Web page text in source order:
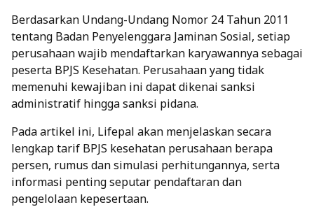
Berdasarkan Undang-Undang Nomor 24 Tahun 2011
tentang Badan Penyelenggara Jaminan Sosial, setiap
perusahaan wajib mendaftarkan karyawannya sebagai
peserta BPJS Kesehatan. Perusahaan yang tidak
memenuhi kewajiban ini dapat dikenai sanksi
administratif hingga sanksi pidana.
Pada artikel ini, Lifepal akan menjelaskan secara
lengkap tarif BPJS kesehatan perusahaan berapa
persen, rumus dan simulasi perhitungannya, serta
informasi penting seputar pendaftaran dan
pengelolaan kepesertaan.